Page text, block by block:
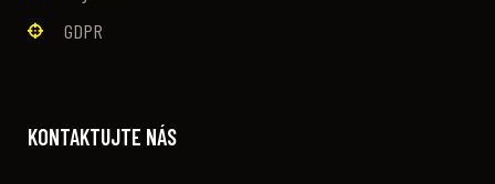
GDPR
KONTAKTUJTE NÁS